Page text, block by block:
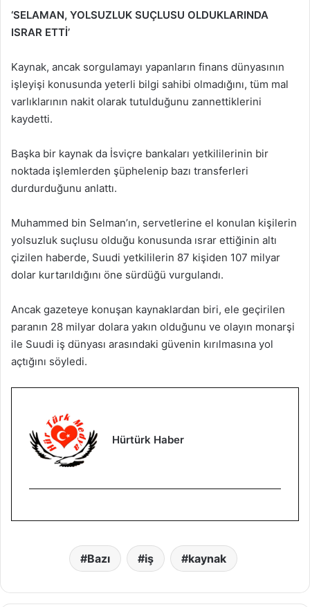
‘SELAMAN, YOLSUZLUK SUÇLUSU OLDUKLARINDA
ISRAR ETTİ’
Kaynak, ancak sorgulamayı yapanların finans dünyasının
işleyişi konusunda yeterli bilgi sahibi olmadığını, tüm mal
varlıklarının nakit olarak tutulduğunu zannettiklerini
kaydetti.
Başka bir kaynak da İsviçre bankaları yetkililerinin bir
noktada işlemlerden şüphelenip bazı transferleri
durdurduğunu anlattı.
Muhammed bin Selman’ın, servetlerine el konulan kişilerin
yolsuzluk suçlusu olduğu konusunda ısrar ettiğinin altı
çizilen haberde, Suudi yetkililerin 87 kişiden 107 milyar
dolar kurtarıldığını öne sürdüğü vurgulandı.
Ancak gazeteye konuşan kaynaklardan biri, ele geçirilen
paranın 28 milyar dolara yakın olduğunu ve olayın monarşi
ile Suudi iş dünyası arasındaki güvenin kırılmasına yol
açtığını söyledi.
Hürtürk Haber
Bazı iş kaynak